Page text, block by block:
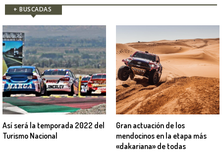
+ BUSCADAS
Así será la temporada 2022 del
Turismo Nacional
Gran actuación de los
mendocinos en la etapa más
«dakariana» de todas